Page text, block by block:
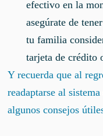
efectivo en la
asegúrate de
tu familia
tarjeta de crédito
Y recuerda que al
readaptarse al
algunos consejos